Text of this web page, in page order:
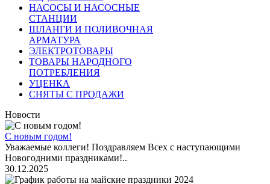
НАСОСЫ И НАСОСНЫЕ
СТАНЦИИ
ШЛАНГИ И ПОЛИВОЧНАЯ
АРМАТУРА
ЭЛЕКТРОТОВАРЫ
ТОВАРЫ НАРОДНОГО
ПОТРЕБЛЕНИЯ
УЦЕНКА
СНЯТЫ С ПРОДАЖИ
Новости
С новым годом!
Уважаемые коллеги! Поздравляем Всех с наступающими
Новогодними праздниками!..
30.12.2025